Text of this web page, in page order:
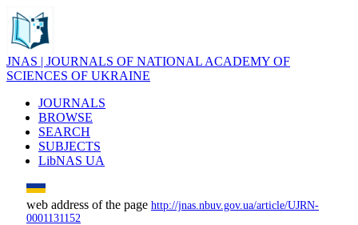
JNAS | JOURNALS OF NATIONAL ACADEMY OF
SCIENCES OF UKRAINE
JOURNALS
BROWSE
SEARCH
SUBJECTS
LibNAS UA
web address of the page http://jnas.nbuv.gov.ua/article/UJRN-
0001131152